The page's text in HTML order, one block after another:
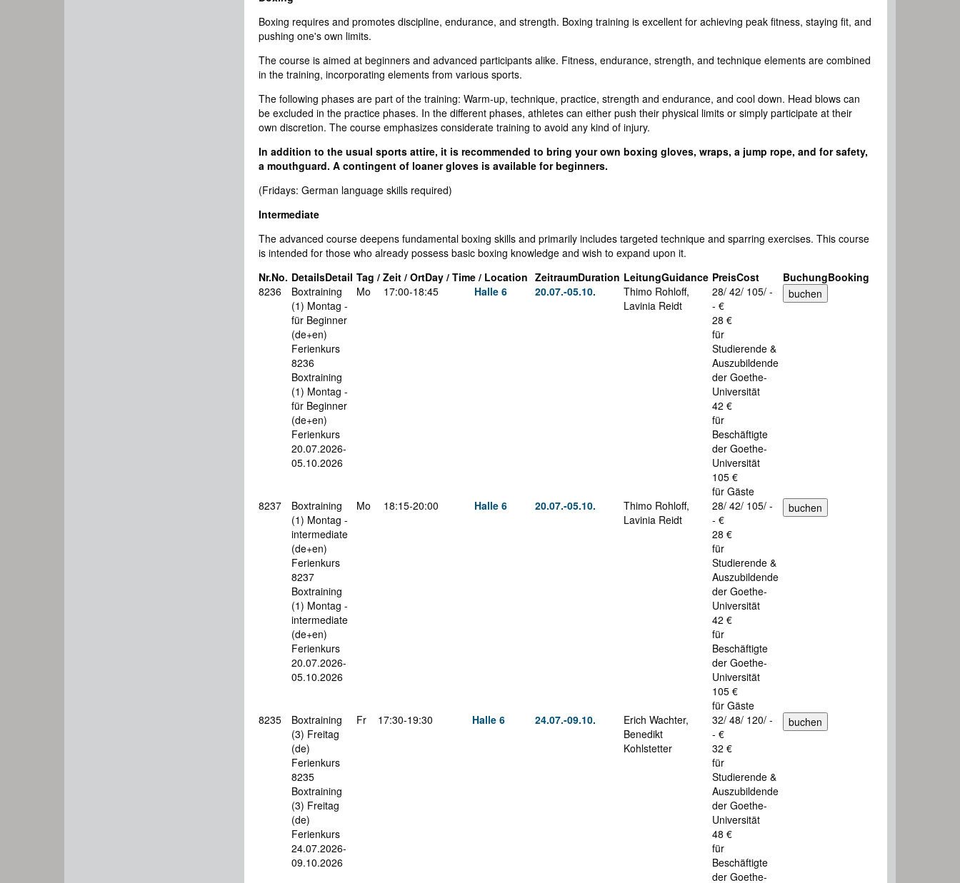
Boxing requires and promotes discipline, endurance, and strength. Boxing training is excellent for achieving peak fitness, staying fit, and
pushing one's own limits.
The course is aimed at beginners and advanced participants alike. Fitness, endurance, strength, and technique elements are combined
in the training, incorporating elements from various sports.
The following phases are part of the training: Warm-up, technique, practice, strength and endurance, and cool down. Head blows can
be excluded in the practice phases. In the different phases, athletes can either push their physical limits or simply participate at their
own discretion. The course emphasizes considerate training to avoid any kind of injury.
In addition to the usual sports attire, it is recommended to bring your own boxing gloves, wraps, a jump rope, and for safety,
a mouthguard. A contingent of loaner gloves is available for beginners.
(Fridays: German language skills required)
Intermediate
The advanced course deepens fundamental boxing skills and primarily includes targeted technique and sparring exercises. This course
is intended for those who already possess basic boxing knowledge and wish to expand upon it.
Nr.No. DetailsDetail Tag / Zeit / OrtDay / Time / Location ZeitraumDuration LeitungGuidance PreisCost BuchungBooking
8236
Boxtraining
(1) Montag -
für Beginner
(de+en)
Ferienkurs
8236
Boxtraining
(1) Montag -
für Beginner
(de+en)
Ferienkurs
20.07.2026-
05.10.2026
Mo 17:00-18:45 Halle 6 20.07.-05.10.
Thimo Rohloff,
Lavinia Reidt
28/ 42/ 105/ -
- €
28 €
für
Studierende &
Auszubildende
der Goethe-
Universität
42 €
für
Beschäftigte
der Goethe-
Universität
105 €
für Gäste
8237
Boxtraining
(1) Montag -
intermediate
(de+en)
Ferienkurs
8237
Boxtraining
(1) Montag -
intermediate
(de+en)
Ferienkurs
20.07.2026-
05.10.2026
Mo 18:15-20:00 Halle 6 20.07.-05.10.
Thimo Rohloff,
Lavinia Reidt
28/ 42/ 105/ -
- €
28 €
für
Studierende &
Auszubildende
der Goethe-
Universität
42 €
für
Beschäftigte
der Goethe-
Universität
105 €
für Gäste
8235
Boxtraining
(3) Freitag
(de)
Ferienkurs
8235
Boxtraining
(3) Freitag
(de)
Ferienkurs
24.07.2026-
09.10.2026
Fr 17:30-19:30 Halle 6 24.07.-09.10.
Erich Wachter,
Benedikt
Kohlstetter
32/ 48/ 120/ -
- €
32 €
für
Studierende &
Auszubildende
der Goethe-
Universität
48 €
für
Beschäftigte
der Goethe-